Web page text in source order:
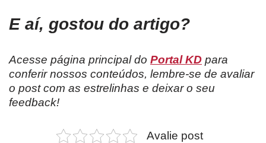
E aí, gostou do artigo?
Acesse página principal do Portal KD para
conferir nossos conteúdos, lembre-se de avaliar
o post com as estrelinhas e deixar o seu
feedback!
Avalie post